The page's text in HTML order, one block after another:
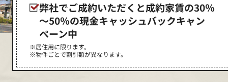
弊社でご成約いただくと成約家賃の30％
～50％の現金キャッシュバックキャン
ペーン中
※居住用に限ります。
※物件ごとで割引額が異なります。